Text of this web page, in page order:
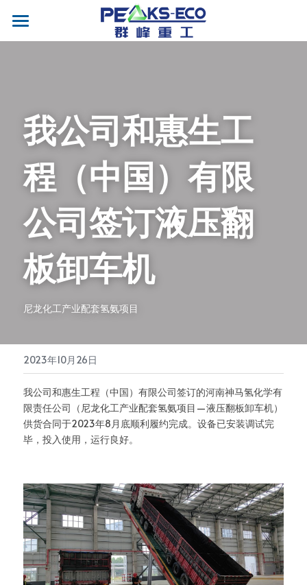
首页
产品
液压翻板卸车机
输送机
移动式输送机
液压升降平台
移动式登车桥
剪叉式升降平台
固定式登车桥
液压打包机
电子衡器
智能清扫车
集装箱装货机
案例&视频
合作企业
安装案例
新闻
联系
EN
我公司和惠生工
程（中国） 有限
公司签订液压翻
板卸车机
尼龙化工产业配套氢氨项目
2023年10月26日
我公司和惠生工程（中国）有限公司签订的河南神马氢化学有
限责任公司（尼龙化工产业配套氢氨项目—液压翻板卸车机）
供货合同于2023年8月底顺利履约完成。设备已安装调试完
毕，投入使用，运行良好。